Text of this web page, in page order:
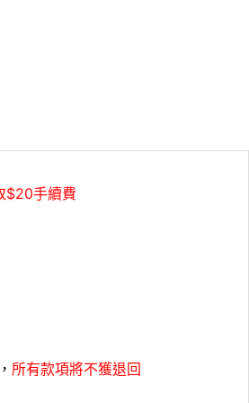
$20手續費
， 所有款項將不獲退回